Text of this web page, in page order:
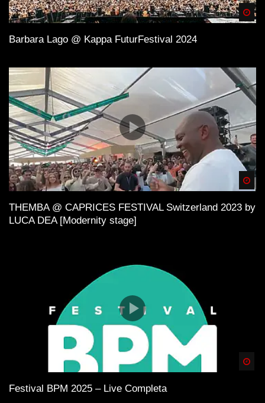
Barbara Lago @ Kappa FuturFestival 2024
THEMBA @ CAPRICES FESTIVAL Switzerland 2023 by
LUCA DEA [Modernity stage]
Festival BPM 2025 – Live Completa